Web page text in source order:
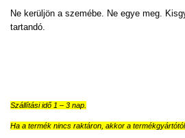
Ne kerüljön a szemébe. Ne egye meg.
tartandó.
Szállítási idő 1 – 3 nap.
Ha a termék nincs raktáron, akkor a